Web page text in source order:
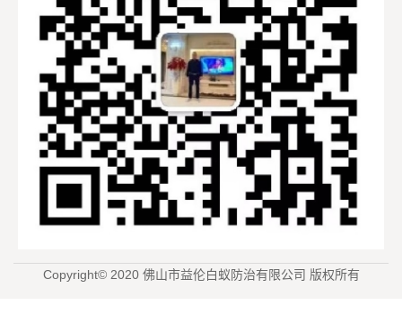
Copyright© 2020 佛山市益伦白蚁防治有限公司 版权所有